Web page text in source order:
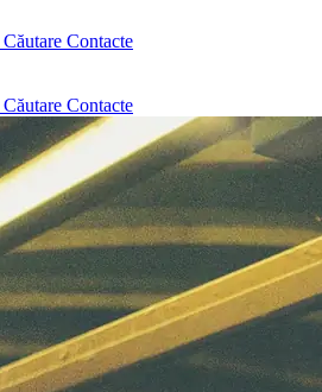
Căutare Contacte
Căutare Contacte